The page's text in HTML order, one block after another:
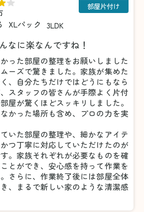
XLパック 3LDK
部屋片付け
なに楽なんですね！
った部屋の整理をお願いしました
ーズで驚きました。家族が集めた
、自分たちだけではどうにもなら
スタッフの皆さんが手際よく片付
屋が驚くほどスッキリしました。
かった場所も含め、プロの力を実
いた部屋の整理や、細かなアイテ
つ丁寧に対応していただけたのが
。家族それぞれが必要なものを確
とができ、安心感を持って作業を
さらに、作業終了後には部屋全体
、まるで新しい家のような清潔感